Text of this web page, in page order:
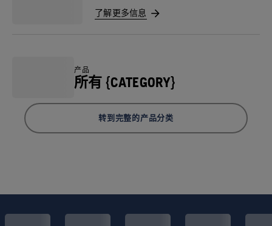
了解更多信息
产品
所有 {CATEGORY}
转到完整的产品分类